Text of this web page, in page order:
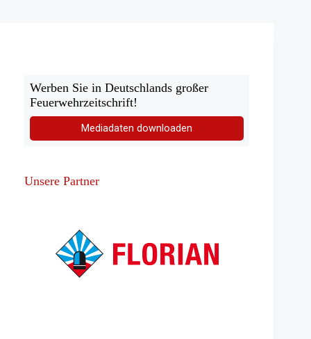
Werben Sie in Deutschlands großer
Feuerwehrzeitschrift!
Mediadaten downloaden
Unsere Partner